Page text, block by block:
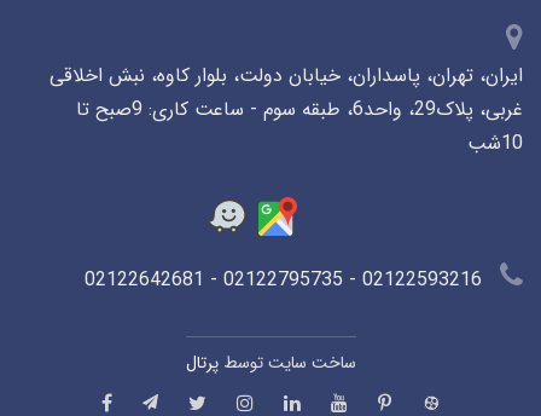
ایران، تهران، پاسداران، خیابان دولت، بلوار کاوه، نبش اخلاقی
غربی، پلاک29، واحد6، طبقه سوم - ساعت کاری: 9صبح تا
10شب
ساخت سایت توسطپرتال